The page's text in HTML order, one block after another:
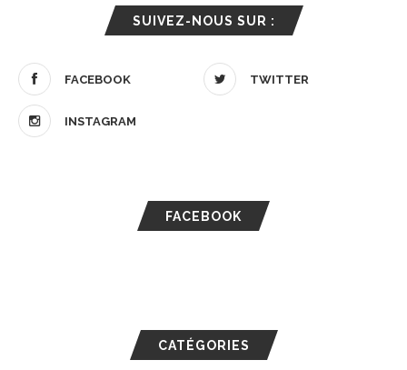
SUIVEZ-NOUS SUR :
FACEBOOK TWITTER
INSTAGRAM
FACEBOOK
CATÉGORIES